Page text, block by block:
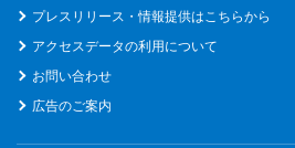
プレスリリース・情報提供はこちらから
アクセスデータの利用について
お問い合わせ
広告のご案内